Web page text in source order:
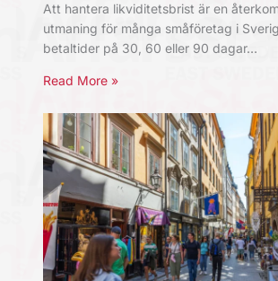
Att hantera likviditetsbrist är en
utmaning för många småföretag i
betaltider på 30, 60 eller 90 dagar…
Read More »